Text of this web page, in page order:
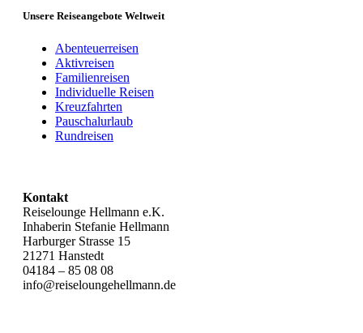
Unsere Reiseangebote Weltweit
Abenteuerreisen
Aktivreisen
Familienreisen
Individuelle Reisen
Kreuzfahrten
Pauschalurlaub
Rundreisen
Kontakt
Reiselounge Hellmann e.K.
Inhaberin Stefanie Hellmann
Harburger Strasse 15
21271 Hanstedt
04184 – 85 08 08
info@reiseloungehellmann.de